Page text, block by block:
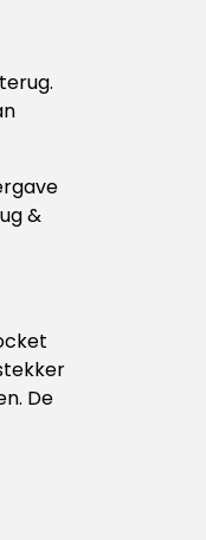
&
De